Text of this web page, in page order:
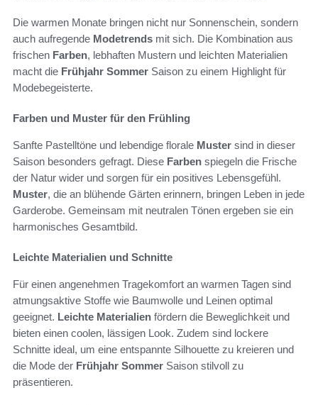
Die warmen Monate bringen nicht nur Sonnenschein, sondern
auch aufregende Modetrends mit sich. Die Kombination aus
frischen Farben, lebhaften Mustern und leichten Materialien
macht die Frühjahr Sommer Saison zu einem Highlight für
Modebegeisterte.
Farben und Muster für den Frühling
Sanfte Pastelltöne und lebendige florale Muster sind in dieser
Saison besonders gefragt. Diese Farben spiegeln die Frische
der Natur wider und sorgen für ein positives Lebensgefühl.
Muster, die an blühende Gärten erinnern, bringen Leben in jede
Garderobe. Gemeinsam mit neutralen Tönen ergeben sie ein
harmonisches Gesamtbild.
Leichte Materialien und Schnitte
Für einen angenehmen Tragekomfort an warmen Tagen sind
atmungsaktive Stoffe wie Baumwolle und Leinen optimal
geeignet. Leichte Materialien fördern die Beweglichkeit und
bieten einen coolen, lässigen Look. Zudem sind lockere
Schnitte ideal, um eine entspannte Silhouette zu kreieren und
die Mode der Frühjahr Sommer Saison stilvoll zu
präsentieren.